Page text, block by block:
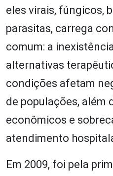
eles virais, fúngicos,
parasitas, carrega
comum: a
alternativas
condições afetam
de populações, além
econômicos e
atendimento
Em 2009, foi pela